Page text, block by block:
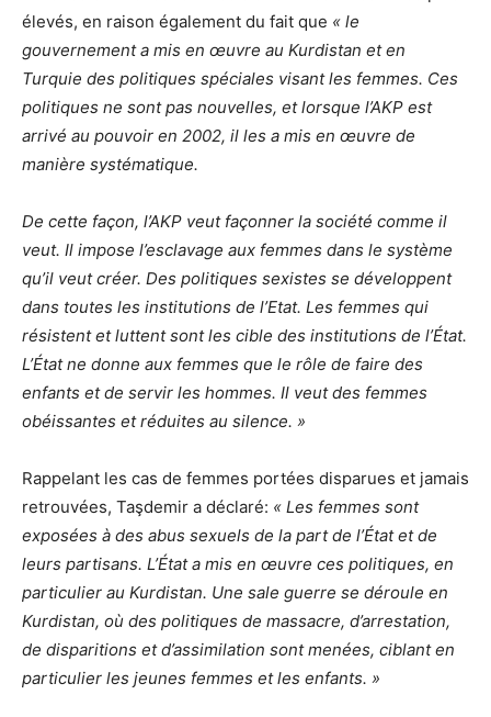
élevés, en raison également du fait que « le
gouvernement a mis en œuvre au Kurdistan et en
Turquie des politiques spéciales visant les femmes. Ces
politiques ne sont pas nouvelles, et lorsque l’AKP est
arrivé au pouvoir en 2002, il les a mis en œuvre de
manière systématique.
De cette façon, l’AKP veut façonner la société comme il
veut. Il impose l’esclavage aux femmes dans le système
qu’il veut créer. Des politiques sexistes se développent
dans toutes les institutions de l’Etat. Les femmes qui
résistent et luttent sont les cible des institutions de l’État.
L’État ne donne aux femmes que le rôle de faire des
enfants et de servir les hommes. Il veut des femmes
obéissantes et réduites au silence. »
Rappelant les cas de femmes portées disparues et jamais
retrouvées, Taşdemir a déclaré: « Les femmes sont
exposées à des abus sexuels de la part de l’État et de
leurs partisans. L’État a mis en œuvre ces politiques, en
particulier au Kurdistan. Une sale guerre se déroule en
Kurdistan, où des politiques de massacre, d’arrestation,
de disparitions et d’assimilation sont menées, ciblant en
particulier les jeunes femmes et les enfants. »